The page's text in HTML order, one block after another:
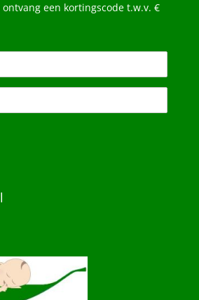
een kortingscode t.w.v. €